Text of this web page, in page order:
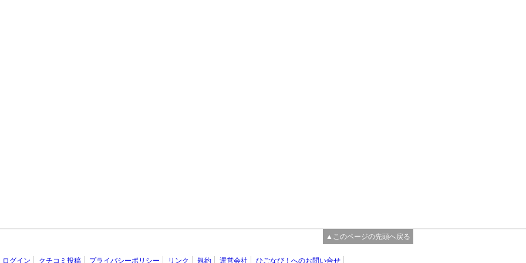
▲このページの先頭へ戻る
ログイン クチコミ投稿 プライバシーポリシー リンク 規約 運営会社 ひごなび！へのお問い合せ